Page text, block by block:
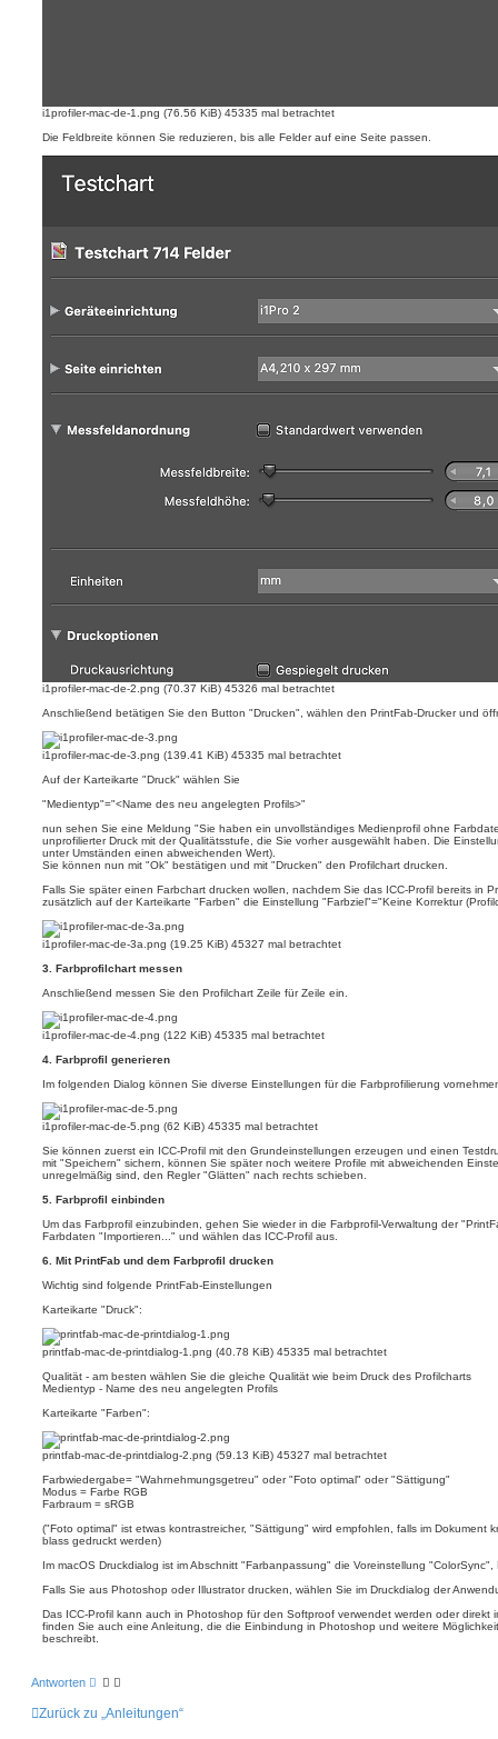
i1profiler-mac-de-1.png (76.56 KiB) 45335 mal betrachtet
Die Feldbreite können Sie reduzieren, bis alle Felder auf eine Seite passen.
i1profiler-mac-de-2.png (70.37 KiB) 45326 mal betrachtet
Anschließend betätigen Sie den Button "Drucken", wählen den PrintFab-Drucker und
i1profiler-mac-de-3.png (139.41 KiB) 45335 mal betrachtet
Auf der Karteikarte "Druck" wählen Sie
"Medientyp"="<Name des neu angelegten Profils>"
nun sehen Sie eine Meldung "Sie haben ein unvollständiges Medienprofil ohne
unprofilierter Druck mit der Qualitätsstufe, die Sie vorher ausgewählt haben. Die
unter Umständen einen abweichenden Wert).
Sie können nun mit "Ok" bestätigen und mit "Drucken" den Profilchart drucken.
Falls Sie später einen Farbchart drucken wollen, nachdem Sie das ICC-Profil bereits in
zusätzlich auf der Karteikarte "Farben" die Einstellung "Farbziel"="Keine Korrektur
i1profiler-mac-de-3a.png (19.25 KiB) 45327 mal betrachtet
3. Farbprofilchart messen
Anschließend messen Sie den Profilchart Zeile für Zeile ein.
i1profiler-mac-de-4.png (122 KiB) 45335 mal betrachtet
4. Farbprofil generieren
Im folgenden Dialog können Sie diverse Einstellungen für die Farbprofilierung
i1profiler-mac-de-5.png (62 KiB) 45335 mal betrachtet
Sie können zuerst ein ICC-Profil mit den Grundeinstellungen erzeugen und einen
mit "Speichern" sichern, können Sie später noch weitere Profile mit abweichenden
unregelmäßig sind, den Regler "Glätten" nach rechts schieben.
5. Farbprofil einbinden
Um das Farbprofil einzubinden, gehen Sie wieder in die Farbprofil-Verwaltung der
Farbdaten "Importieren..." und wählen das ICC-Profil aus.
6. Mit PrintFab und dem Farbprofil drucken
Wichtig sind folgende PrintFab-Einstellungen
Karteikarte "Druck":
printfab-mac-de-printdialog-1.png (40.78 KiB) 45335 mal betrachtet
Qualität - am besten wählen Sie die gleiche Qualität wie beim Druck des Profilcharts
Medientyp - Name des neu angelegten Profils
Karteikarte "Farben":
printfab-mac-de-printdialog-2.png (59.13 KiB) 45327 mal betrachtet
Farbwiedergabe= "Wahrnehmungsgetreu" oder "Foto optimal" oder "Sättigung"
Modus = Farbe RGB
Farbraum = sRGB
("Foto optimal" ist etwas kontrastreicher, "Sättigung" wird empfohlen, falls im Dokument
blass gedruckt werden)
Im macOS Druckdialog ist im Abschnitt "Farbanpassung" die Voreinstellung
Falls Sie aus Photoshop oder Illustrator drucken, wählen Sie im Druckdialog der
Das ICC-Profil kann auch in Photoshop für den Softproof verwendet werden oder direkt
finden Sie auch eine Anleitung, die die Einbindung in Photoshop und weitere
beschreibt.
Antworten
Zurück zu „Anleitungen“